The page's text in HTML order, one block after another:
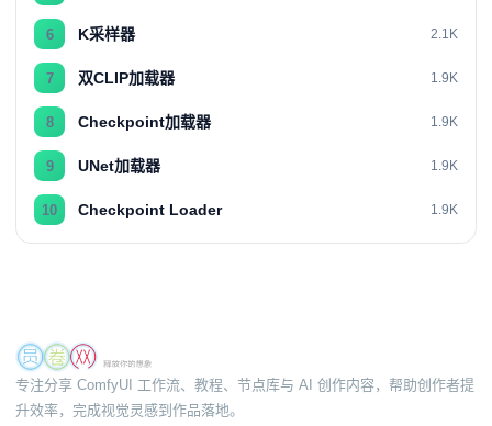
6 K采样器 2.1K
7 双CLIP加载器 1.9K
8 Checkpoint加载器 1.9K
9 UNet加载器 1.9K
10 Checkpoint Loader 1.9K
专注分享 ComfyUI 工作流、教程、节点库与 AI 创作内容，帮助创作者提
升效率，完成视觉灵感到作品落地。